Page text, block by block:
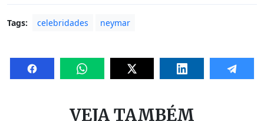
Tags: celebridades neymar
VEJA TAMBÉM